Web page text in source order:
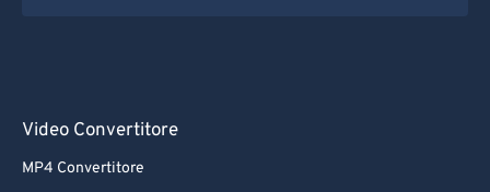
Video Convertitore
MP4 Convertitore